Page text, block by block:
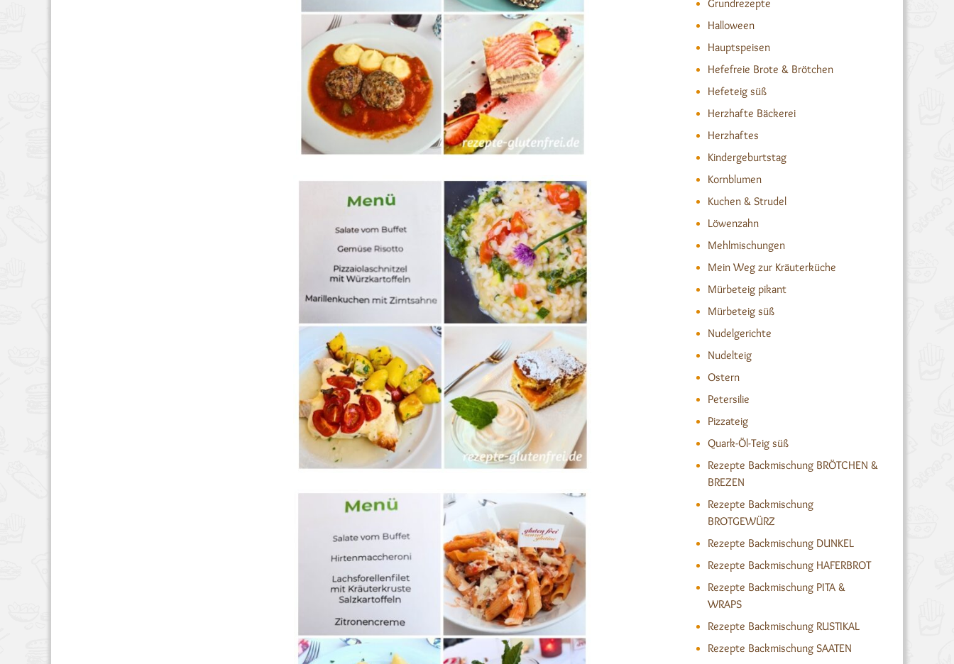
Grundrezepte
Halloween
Hauptspeisen
Hefefreie Brote & Brötchen
Hefeteig süß
Herzhafte Bäckerei
Herzhaftes
Kindergeburtstag
Kornblumen
Kuchen & Strudel
Löwenzahn
Mehlmischungen
Mein Weg zur Kräuterküche
Mürbeteig pikant
Mürbeteig süß
Nudelgerichte
Nudelteig
Ostern
Petersilie
Pizzateig
Quark-Öl-Teig süß
Rezepte Backmischung BRÖTCHEN &
BREZEN
Rezepte Backmischung
BROTGEWÜRZ
Rezepte Backmischung DUNKEL
Rezepte Backmischung HAFERBROT
Rezepte Backmischung PITA &
WRAPS
Rezepte Backmischung RUSTIKAL
Rezepte Backmischung SAATEN